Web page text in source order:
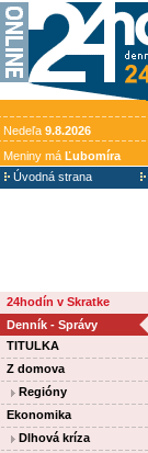
Nedeľa 9.8.2026
Meniny má Ľubomíra
Úvodná strana
24hodín v Skratke
Denník - Správy
TITULKA
Z domova
Regióny
Ekonomika
Dlhová kríza